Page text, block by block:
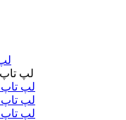
لپ
لپ تاپ رم 64
لپ تاپ رم 32
لپ تاپ رم 16